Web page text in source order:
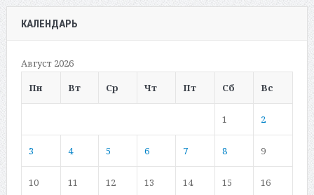
КАЛЕНДАРЬ
Август 2026
Пн
Вт Ср Чт Пт Сб Вс
1 2
3 4 5 6 7 8 9
10 11 12 13 14 15 16